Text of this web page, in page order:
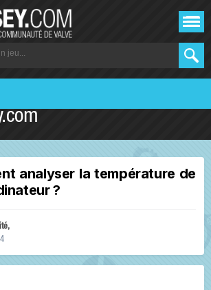
analyser la température de
?